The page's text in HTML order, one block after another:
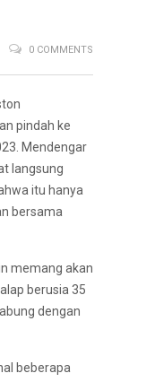
0 COMMENTS
pindah ke
Mendengar
langsung
itu hanya
bersama
memang akan
berusia 35
dengan
beberapa